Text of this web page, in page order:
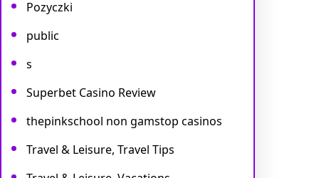
Pozyczki
public
s
Superbet Casino Review
thepinkschool non gamstop casinos
Travel & Leisure, Travel Tips